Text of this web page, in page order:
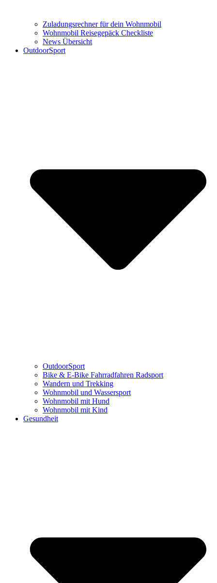
Zuladungsrechner für dein Wohnmobil
Wohnmobil Reisegepäck Checkliste
News Übersicht
OutdoorSport
OutdoorSport
Bike & E-Bike Fahrradfahren Radsport
Wandern und Trekking
Wohnmobil und Wassersport
Wohnmobil mit Hund
Wohnmobil mit Kind
Gesundheit